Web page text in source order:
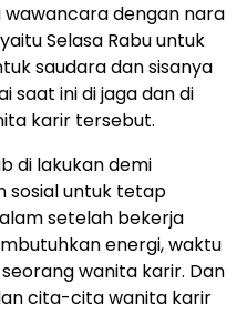
dengan nara
Selasa Rabu untuk
saudara dan sisanya
saat ini di jaga dan di
karir tersebut.
di lakukan demi
sosial untuk tetap
setelah bekerja
energi, waktu
wanita karir. Dan
cita-cita wanita karir